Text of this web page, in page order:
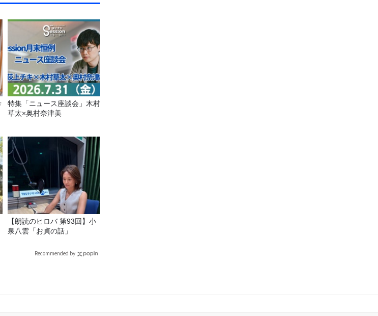
特集「ニュース座談会」木村
草太×奥村奈津美
【朗読のヒロバ 第93回】小
泉八雲「お貞の話」
Recommended by